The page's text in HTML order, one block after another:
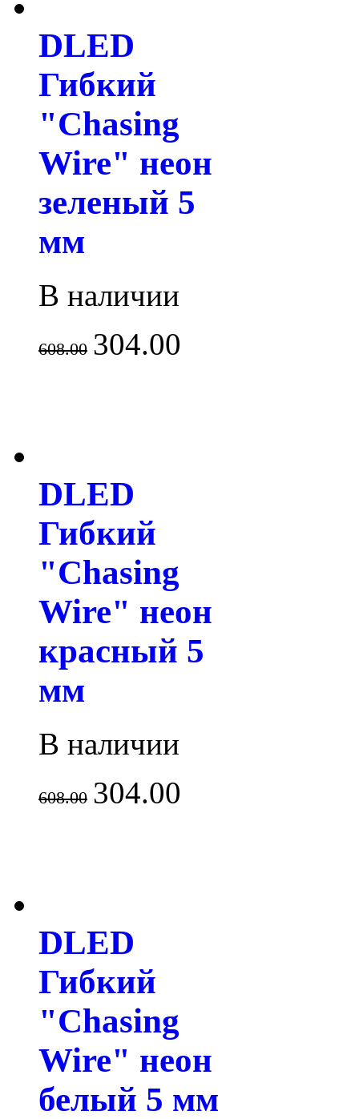
DLED
Гибкий
"Chasing
Wire" неон
зеленый 5
мм
В наличии
608.00 304.00
DLED
Гибкий
"Chasing
Wire" неон
красный 5
мм
В наличии
608.00 304.00
DLED
Гибкий
"Chasing
Wire" неон
белый 5 мм